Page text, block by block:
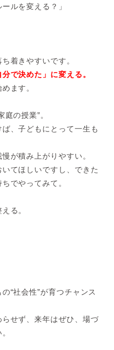
ルを変える？」
着きやすいです。
で決めた」に変える。
ます。
の授業”。
、子どもにとって一生も
が積み上がりやすい。
てほしいですし、できた
でやってみて。
る。
“社会性”が育つチャンス
らせず、来年はぜひ、場づ